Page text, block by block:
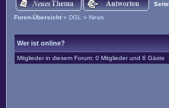
Seite
Foren-Übersicht » DGL » News
Wer ist online?
Mitglieder in diesem Forum: 0 Mitglieder und 6 Gäste